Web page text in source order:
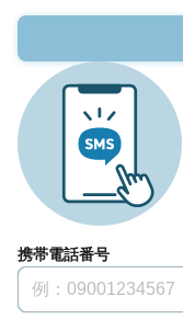
携帯電話番号